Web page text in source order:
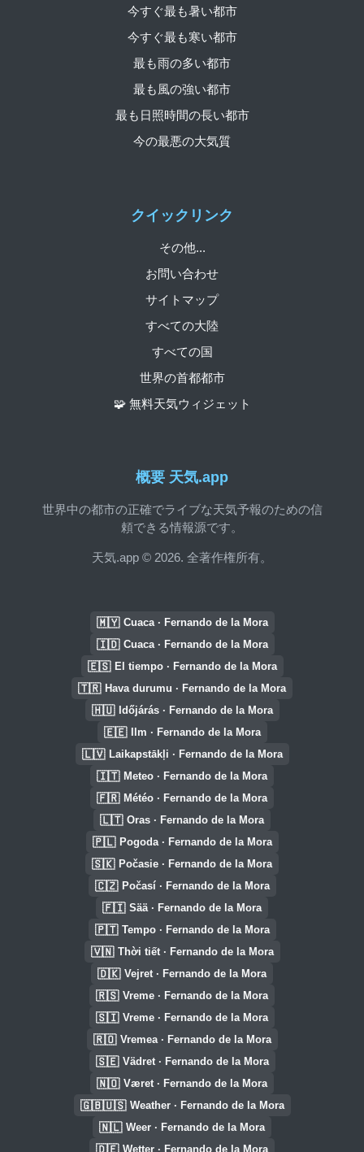
概要 天気.app
世界中の都市の正確でライブな天気予報のための信
頼できる情報源です。
天気.app © 2026. 全著作権所有。
クイックリンク
その他...
お問い合わせ
サイトマップ
すべての大陸
すべての国
世界の首都都市
🧩 無料天気ウィジェット
今すぐ最も暑い都市
今すぐ最も寒い都市
最も雨の多い都市
最も風の強い都市
最も日照時間の長い都市
今の最悪の大気質
🇲🇾 Cuaca · Fernando de la Mora
🇮🇩 Cuaca · Fernando de la Mora
🇪🇸 El tiempo · Fernando de la Mora
🇹🇷 Hava durumu · Fernando de la Mora
🇭🇺 Időjárás · Fernando de la Mora
🇪🇪 Ilm · Fernando de la Mora
🇱🇻 Laikapstākļi · Fernando de la Mora
🇮🇹 Meteo · Fernando de la Mora
🇫🇷 Météo · Fernando de la Mora
🇱🇹 Oras · Fernando de la Mora
🇵🇱 Pogoda · Fernando de la Mora
🇸🇰 Počasie · Fernando de la Mora
🇨🇿 Počasí · Fernando de la Mora
🇫🇮 Sää · Fernando de la Mora
🇵🇹 Tempo · Fernando de la Mora
🇻🇳 Thời tiết · Fernando de la Mora
🇩🇰 Vejret · Fernando de la Mora
🇷🇸 Vreme · Fernando de la Mora
🇸🇮 Vreme · Fernando de la Mora
🇷🇴 Vremea · Fernando de la Mora
🇸🇪 Vädret · Fernando de la Mora
🇳🇴 Været · Fernando de la Mora
🇬🇧🇺🇸 Weather · Fernando de la Mora
🇳🇱 Weer · Fernando de la Mora
🇩🇪 Wetter · Fernando de la Mora